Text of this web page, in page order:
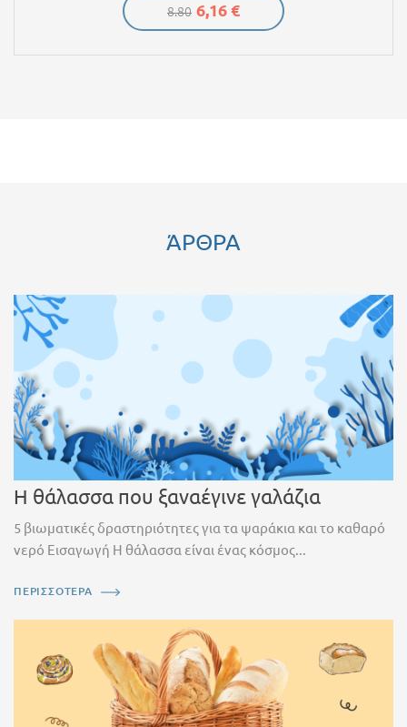
8.80 6,16 €
ΆΡΘΡΑ
Η θάλασσα που ξαναέγινε γαλάζια
5 βιωματικές δραστηριότητες για τα ψαράκια και το καθαρό
νερό Εισαγωγή Η θάλασσα είναι ένας κόσμος...
ΠΕΡΙΣΣΟΤΕΡΑ